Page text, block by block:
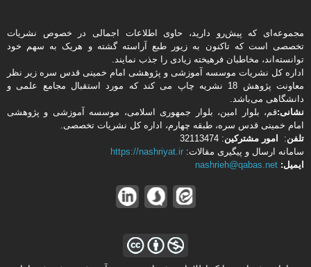
مجموعه‌ای که پیش‌رو دارید،‌ حاوی اطلاعات اجمالی در خصوص نشریات
تخصصی است که تاکنون به زیور طبع آراسته گشته و هریک به سهم خود
توانسته‌اند، مخاطبان فرهیخته‌ زیادی را جذب نمایند.
اداره كل نشریات موسسه آموزشی و پژوهشی امام خمینی قدس سره زیر نظر
معاونت پژوهش 18 نشریه چاپ می کند که مورد استقبال مجامع علمی و
دانشگاهی می‌باشد.
نشانی:قم، بلوار امین، بلوار جمهوری اسلامی، موسسه آموزشی و پژوهشی
امام خمینی قدس سره، طبقه چهارم، اداره كل نشریات تخصصی.
تلفن: امور مشتركین: 32113474
سامانه ارسال و پیگیری مقالات: https://nashriyat.ir
ایمیل: nashrieh@qabas.net